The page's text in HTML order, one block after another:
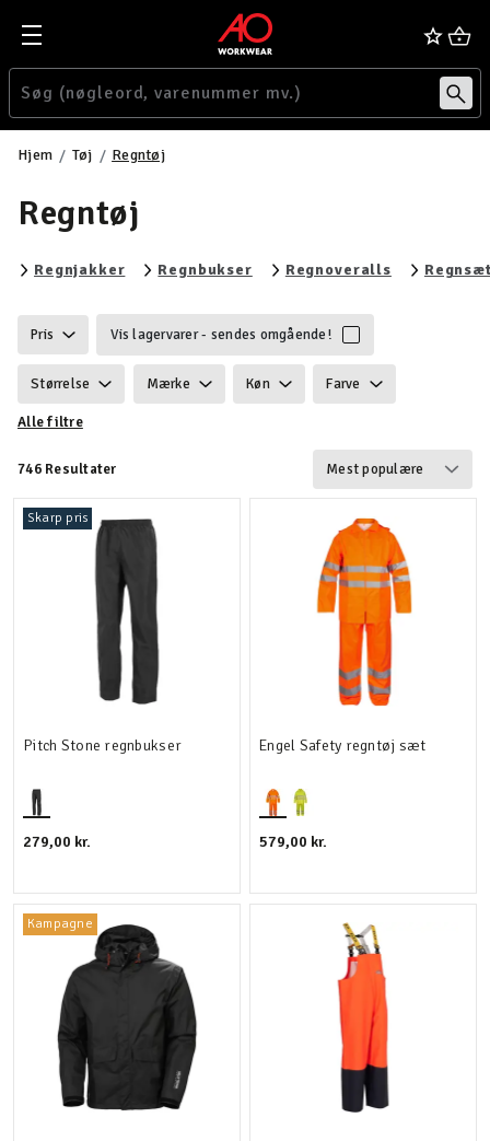
Hjem Tøj Regntøj
Regntøj
RegnjakkerFiltrér efter category: Regnjakker
RegnbukserFiltrér efter category:
RegnoverallsFiltrér efter
Pris Vis lagervarer - sendes omgående!
Størrelse Mærke Køn Farve
Ansvarlighed
Funktionalitet
Detaljer Velegnet til
Alle filtre
746 Resultater
Skarp pris
Pitch Stone regnbukser
279,00 kr.
Engel Safety regntøj sæt
579,00 kr.
Kampagne